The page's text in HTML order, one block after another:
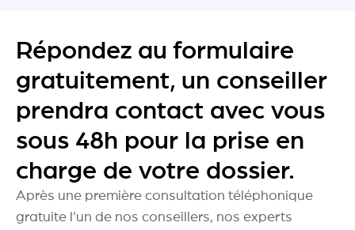
Répondez au formulaire
gratuitement, un conseiller
prendra contact avec vous
sous 48h pour la prise en
charge de votre dossier.
Après une première consultation téléphonique
gratuite l'un de nos conseillers, nos experts